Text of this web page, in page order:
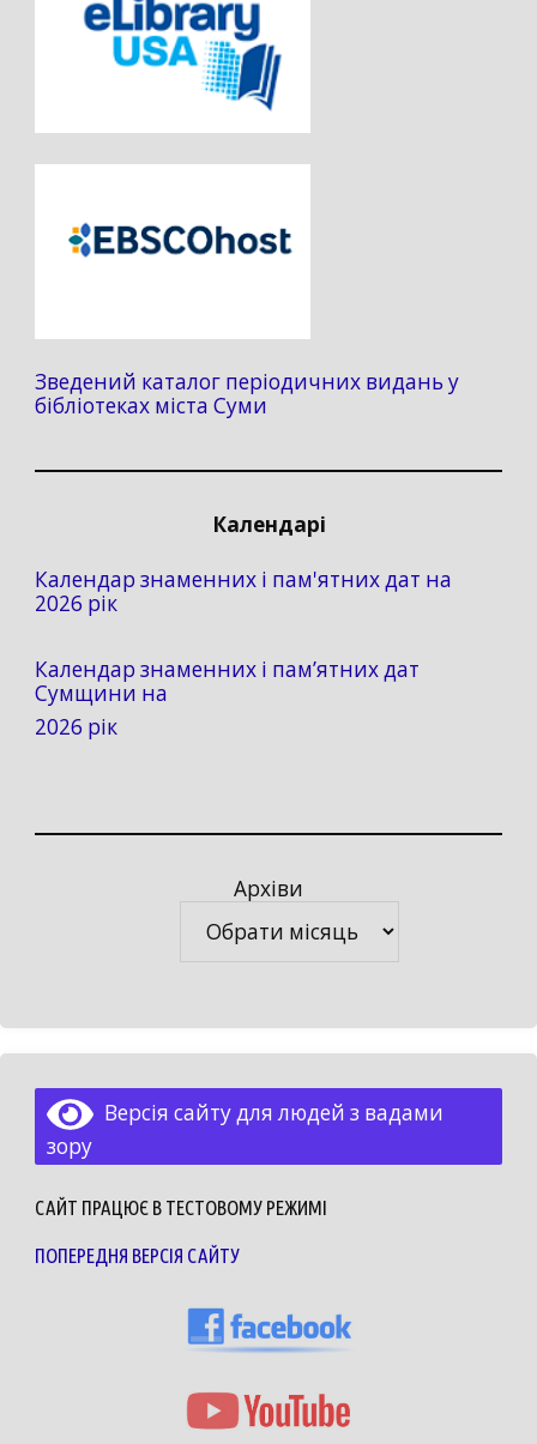
Зведений каталог періодичних видань у
бібліотеках міста Суми
Календарі
Календар знаменних і пам'ятних дат на
2026 рік
Календар знаменних і пам’ятних дат
Сумщини на
2026 рік
Архіви
Версія сайту для людей з вадами
зору
САЙТ ПРАЦЮЄ В ТЕСТОВОМУ РЕЖИМІ
ПОПЕРЕДНЯ ВЕРСІЯ САЙТУ